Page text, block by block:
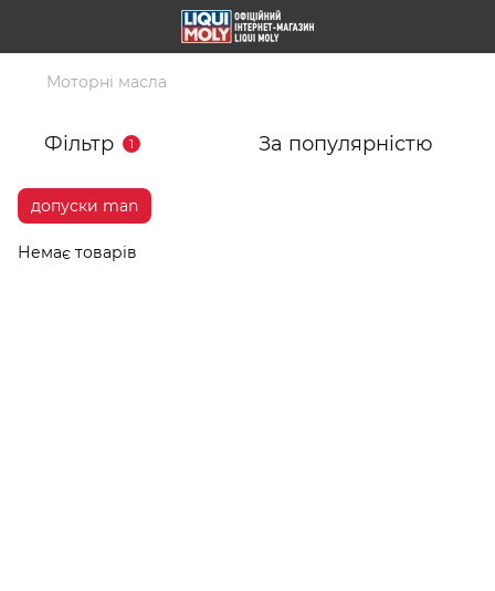
Моторні масла
Фільтр 1 За популярністю
допуски man
Немає товарів